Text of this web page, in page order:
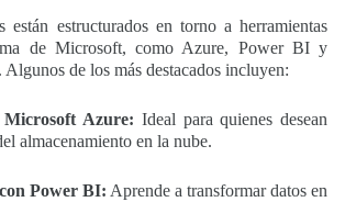
están estructurados en torno a herramientas
de Microsoft, como Azure, Power BI y
de los más destacados incluyen:
Microsoft Azure: Ideal para quienes desean
almacenamiento en la nube.
Power BI: Aprende a transformar datos en